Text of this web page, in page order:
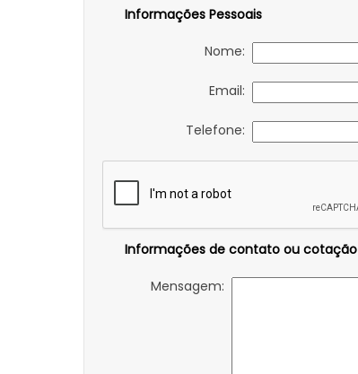
Informações Pessoais
Nome:
Email:
Telefone:
Informações de contato ou cotação
Mensagem: